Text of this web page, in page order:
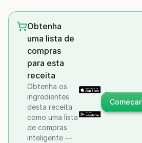
Obtenha
uma lista de
compras
para esta
receita
Obtenha os
ingredientes
desta receita
como uma lista
de compras
inteligente —